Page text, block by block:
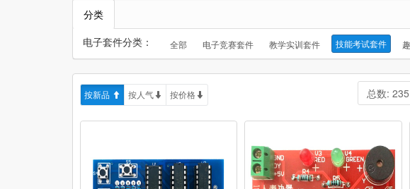
分类
电子套件分类：
全部 电子竞赛套件 教学实训套件 技能考试套件
按新品 按人气 按价格 总数: